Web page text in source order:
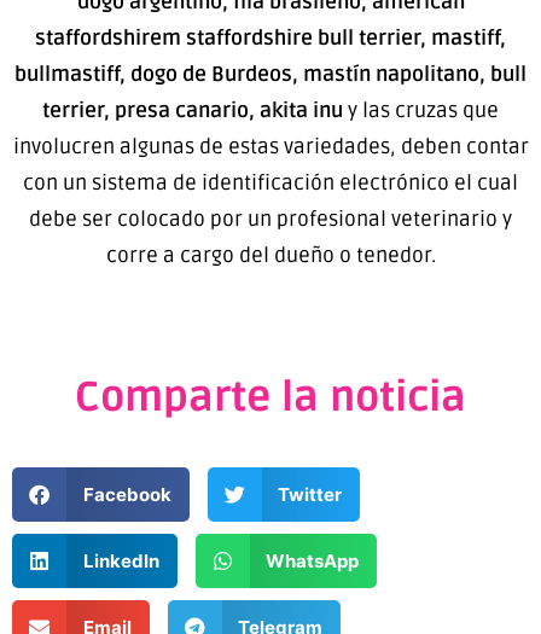
staffordshirem staffordshire bull terrier, mastiff,
bullmastiff, dogo de Burdeos, mastín napolitano, bull
terrier, presa canario, akita inu y las cruzas que
involucren algunas de estas variedades, deben contar
con un sistema de identificación electrónico el cual
debe ser colocado por un profesional veterinario y
corre a cargo del dueño o tenedor.
Comparte la noticia
Facebook Twitter
LinkedIn WhatsApp
Email Telegram